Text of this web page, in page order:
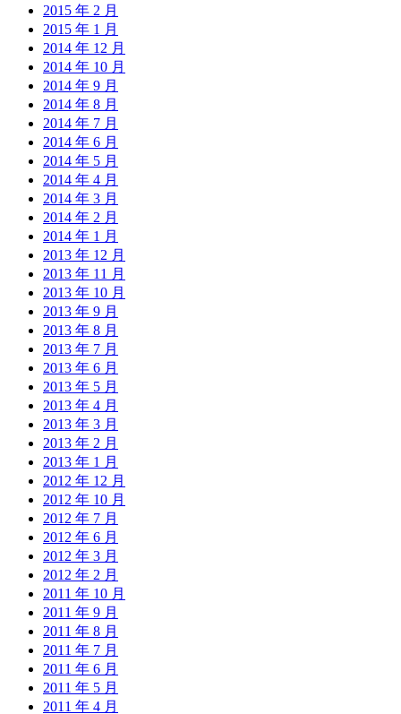
2015 年 2 月
2015 年 1 月
2014 年 12 月
2014 年 10 月
2014 年 9 月
2014 年 8 月
2014 年 7 月
2014 年 6 月
2014 年 5 月
2014 年 4 月
2014 年 3 月
2014 年 2 月
2014 年 1 月
2013 年 12 月
2013 年 11 月
2013 年 10 月
2013 年 9 月
2013 年 8 月
2013 年 7 月
2013 年 6 月
2013 年 5 月
2013 年 4 月
2013 年 3 月
2013 年 2 月
2013 年 1 月
2012 年 12 月
2012 年 10 月
2012 年 7 月
2012 年 6 月
2012 年 3 月
2012 年 2 月
2011 年 10 月
2011 年 9 月
2011 年 8 月
2011 年 7 月
2011 年 6 月
2011 年 5 月
2011 年 4 月